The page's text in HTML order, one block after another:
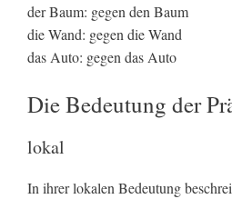
der Baum: gegen den Baum
die Wand: gegen die Wand
das Auto: gegen das Auto
Die Bedeutung der
lokal
In ihrer lokalen Bedeutung